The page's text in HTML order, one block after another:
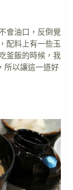
會油口，反倒覺
配料上有一些玉
釜飯的時候，我
所以讓這一道好